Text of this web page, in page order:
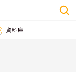
資料庫